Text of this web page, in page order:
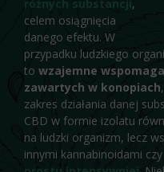
różnych substancji,
celem osiągnięcia
danego efektu. W
przypadku ludzkiego
to wzajemne
zawartych w konopiach
zakres działania danej
CBD w formie izolatu
na ludzki organizm, lecz
innymi kannabinoidami